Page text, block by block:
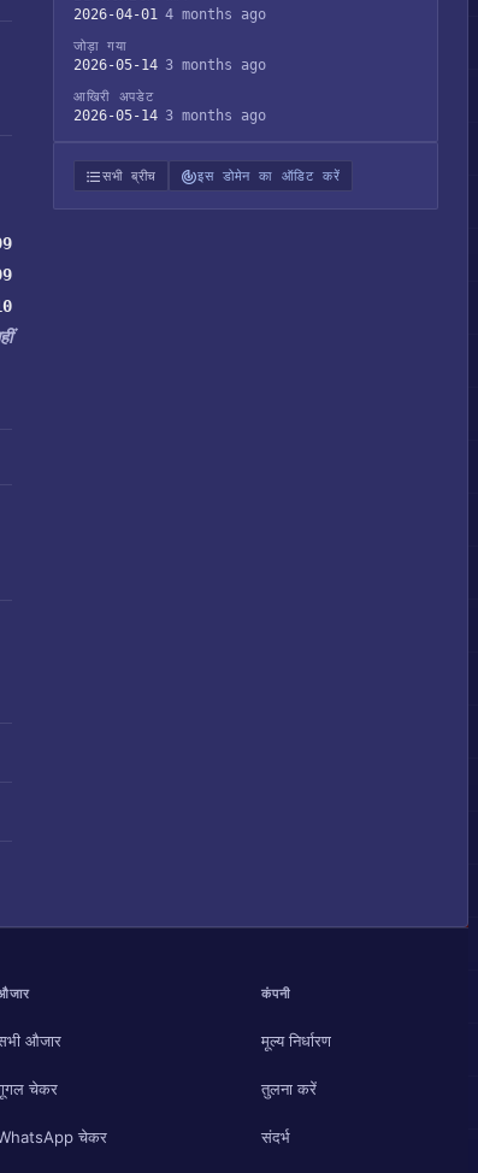
2026-04-01 4 months ago
जोड़ा गया
2026-05-14 3 months ago
आखिरी अपडेट
2026-05-14 3 months ago
सभी ब्रीच इस डोमेन का ऑडिट करें
औजार
चेकर
चेकर
कंपनी
मूल्य निर्धारण
तुलना करें
संदर्भ